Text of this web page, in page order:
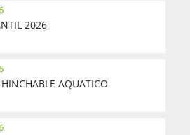
2026
AQUATICO